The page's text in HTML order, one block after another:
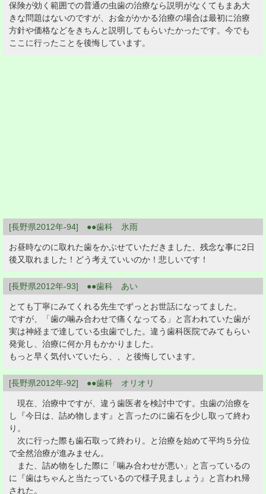
保険が効く範囲での普通の虫歯の治療なら説明がなくてもまあ大
きな問題はないのですが、お金がかかる治療の場合は最初に治療
方針や価格などをきちんと説明してもらいたかったです。今でも
ここに行ったことを後悔しています。
[長野県2012年-94] ●●歯科 氷雨
お昼時なのに取れた歯をかぶせていただきました、残念な事に2日
後又取れました！どう考えていいのか！悲しいです！
[長野県2012年-93] ●●歯科 あい
とても丁寧にみてくれる先生でずっとお世話になってました。
ですが、「歯の噛み合わせで痛くなってる」と言われていた歯が
実は神経まで達している虫歯でした。違う歯科医院でみてもらい
発覚し、治療に何か月もかかりました。
もっと早く気付いていたら、、と後悔しています。
[長野県2012年-92] ●●歯科 オリオリ
現在、治療中ですが、違う歯医者を検討中です。虫歯の治療を
し『今日は、詰め物します』と言ったのに歯石を少し取って終わ
り。
次に行った際も歯石取って終わり。と治療を始めて平均５分位
で全然治療が進みません。
また、詰め物をした際に「噛み合わせが悪い」と言っているの
に『歯はちゃんと当たっているので様子見ましょう』と言われ帰
された。